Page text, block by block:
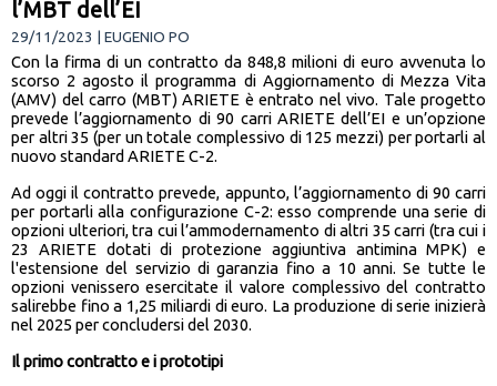
l’MBT dell’EI
29/11/2023 | EUGENIO PO
Con la firma di un contratto da 848,8 milioni di euro avvenuta lo
scorso 2 agosto il programma di Aggiornamento di Mezza Vita
(AMV) del carro (MBT) ARIETE è entrato nel vivo. Tale progetto
prevede l’aggiornamento di 90 carri ARIETE dell’EI e un’opzione
per altri 35 (per un totale complessivo di 125 mezzi) per portarli al
nuovo standard ARIETE C-2.
Ad oggi il contratto prevede, appunto, l’aggiornamento di 90 carri
per portarli alla configurazione C-2: esso comprende una serie di
opzioni ulteriori, tra cui l’ammodernamento di altri 35 carri (tra cui i
23 ARIETE dotati di protezione aggiuntiva antimina MPK) e
l'estensione del servizio di garanzia fino a 10 anni. Se tutte le
opzioni venissero esercitate il valore complessivo del contratto
salirebbe fino a 1,25 miliardi di euro. La produzione di serie inizierà
nel 2025 per concludersi del 2030.
Il primo contratto e i prototipi